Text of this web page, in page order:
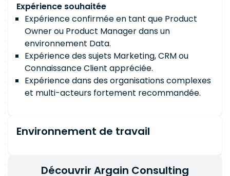
Expérience souhaitée
Expérience confirmée en tant que Product
Owner ou Product Manager dans un
environnement Data.
Expérience des sujets Marketing, CRM ou
Connaissance Client appréciée.
Expérience dans des organisations complexes
et multi-acteurs fortement recommandée.
Environnement de travail
Découvrir Argain Consulting